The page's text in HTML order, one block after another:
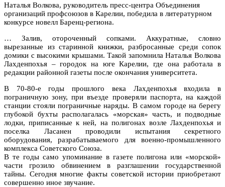
Наталья Волкова, руководитель пресс-центра Объединения
организаций профсоюзов в Карелии, победила в литературном
конкурсе новелл Баренц-региона.
… Залив, отороченный сопками. Аккуратные, словно
вырезанные из старинной книжки, разбросанные среди сопок
домики с высокими крышами. Такой запомнила Наталья Волкова
Лахденпохья – городок на юге Карелии, где она работала в
редакции районной газеты после окончания университета.
В 70-80-е годы прошлого века Лахденпохья входила в
пограничную зону, при въезде проверяли паспорта, на каждой
станции стояли пограничные наряды. В самом городе на берегу
глубокой бухты располагалась «морская» часть, и подводные
лодки, приписанные к ней, на полигонах возле Лахденпохья и
поселка Ласанен проводили испытания секретного
оборудования, разрабатываемого для военно-промышленного
комплекса Советского Союза.
В те годы само упоминание в газете полигона или «морской»
части грозило обвинением в разглашении государственной
тайны. Сегодня многие факты советской истории приобретают
совершенно иное звучание.